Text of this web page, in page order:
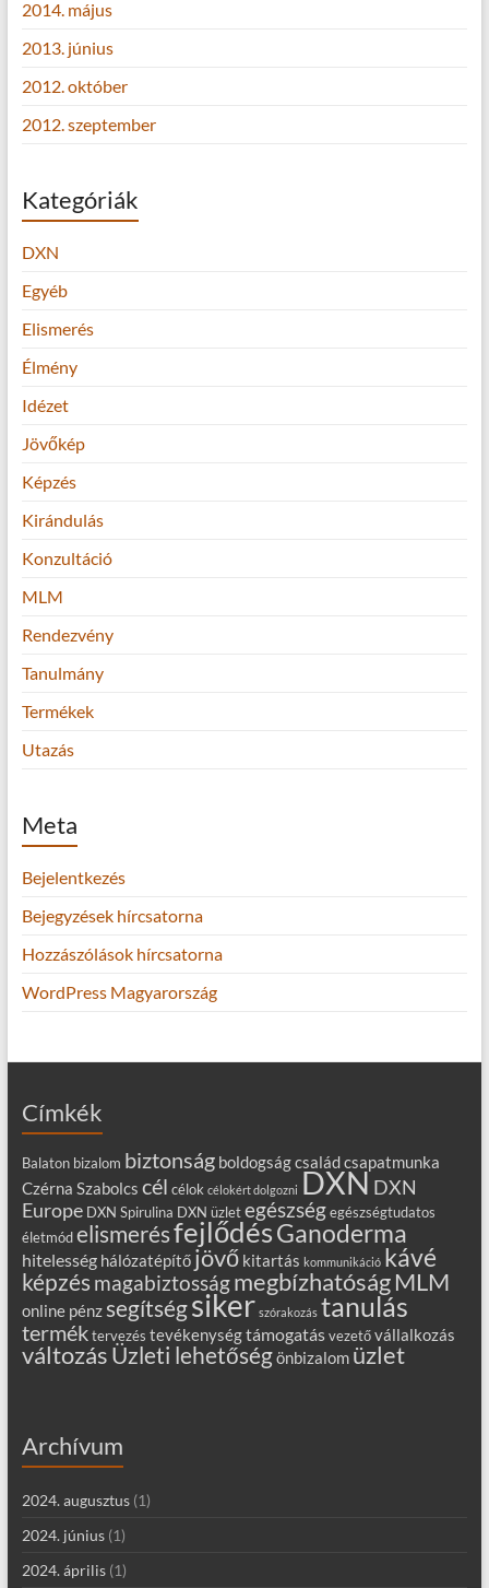
2014. május
2013. június
2012. október
2012. szeptember
Kategóriák
DXN
Egyéb
Elismerés
Élmény
Idézet
Jövőkép
Képzés
Kirándulás
Konzultáció
MLM
Rendezvény
Tanulmány
Termékek
Utazás
Meta
Bejelentkezés
Bejegyzések hírcsatorna
Hozzászólások hírcsatorna
WordPress Magyarország
Címkék
Balaton bizalom biztonság boldogságcsaládcsapatmunka
Czérna Szabolcs cél célok célokért dolgozni DXNDXN
Europe DXN Spirulina DXN üzlet egészség egészségtudatos
életmód elismerésfejlődésGanoderma
hitelesség hálózatépítő jövő kitartás kommunikáció kávé
képzésmagabiztosságmegbízhatóság MLM
online pénz segítségsiker szórakozás tanulás
termék tervezés tevékenységtámogatás vezető vállalkozás
változás Üzleti lehetőségönbizalom üzlet
Archívum
2024. augusztus(1)
2024. június(1)
2024. április(1)